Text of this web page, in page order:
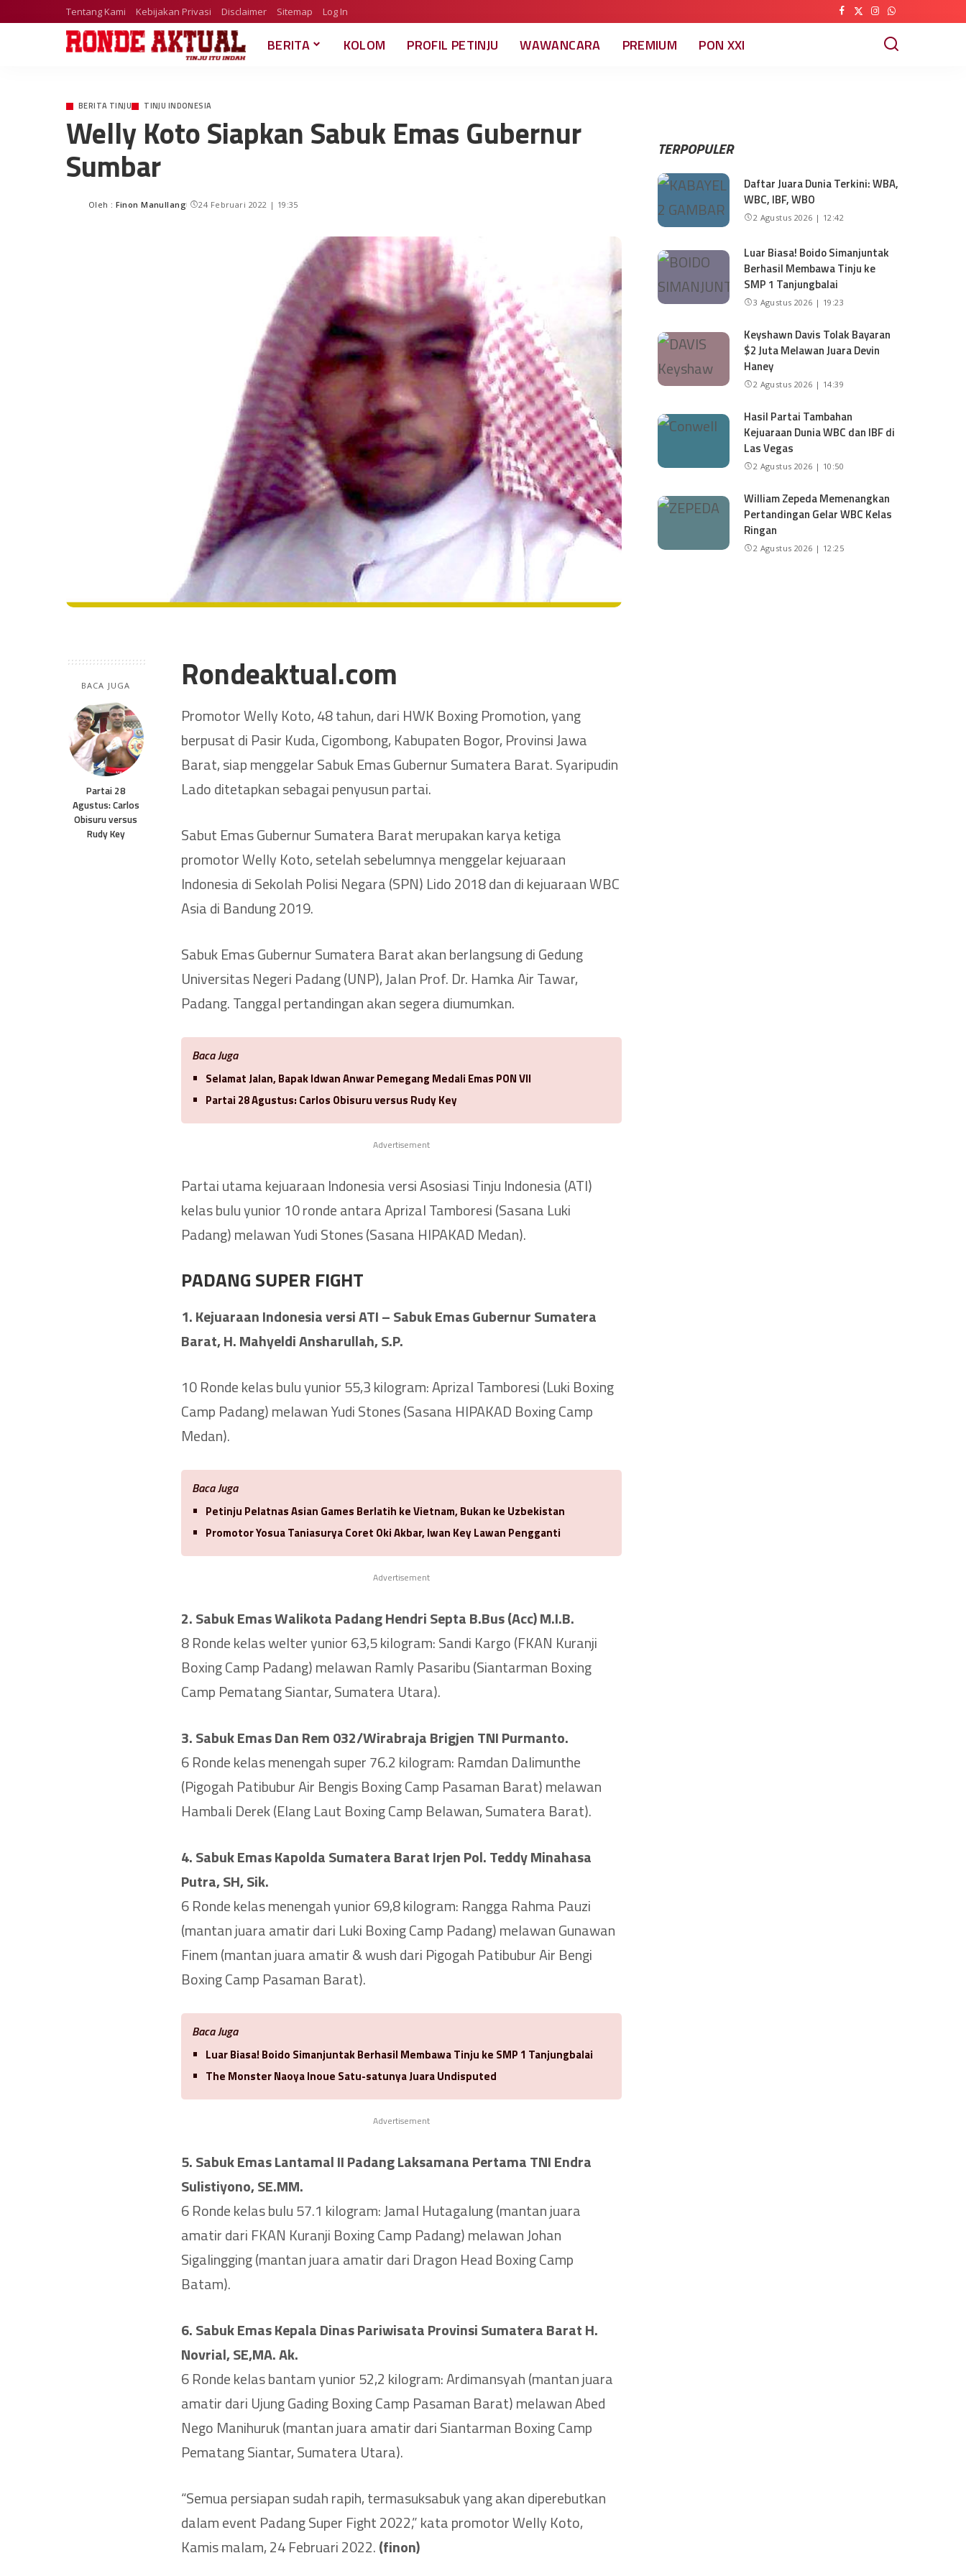
Tentang Kami Kebijakan Privasi Disclaimer Sitemap Log In
BERITA KOLOM PROFIL PETINJU WAWANCARA PREMIUM PON XXI
BERITA TINJU TINJU INDONESIA
Welly Koto Siapkan Sabuk Emas Gubernur
Sumbar
Oleh : Finon Manullang 24 Februari 2022 | 19:35
BACA JUGA
Partai 28
Agustus: Carlos
Obisuru versus
Rudy Key
Rondeaktual.com
Promotor Welly Koto, 48 tahun, dari HWK Boxing Promotion, yang
berpusat di Pasir Kuda, Cigombong, Kabupaten Bogor, Provinsi Jawa
Barat, siap menggelar Sabuk Emas Gubernur Sumatera Barat. Syaripudin
Lado ditetapkan sebagai penyusun partai.
Sabut Emas Gubernur Sumatera Barat merupakan karya ketiga
promotor Welly Koto, setelah sebelumnya menggelar kejuaraan
Indonesia di Sekolah Polisi Negara (SPN) Lido 2018 dan di kejuaraan WBC
Asia di Bandung 2019.
Sabuk Emas Gubernur Sumatera Barat akan berlangsung di Gedung
Universitas Negeri Padang (UNP), Jalan Prof. Dr. Hamka Air Tawar,
Padang. Tanggal pertandingan akan segera diumumkan.
Baca Juga
Selamat Jalan, Bapak Idwan Anwar Pemegang Medali Emas PON VII
Partai 28 Agustus: Carlos Obisuru versus Rudy Key
Advertisement
Partai utama kejuaraan Indonesia versi Asosiasi Tinju Indonesia (ATI)
kelas bulu yunior 10 ronde antara Aprizal Tamboresi (Sasana Luki
Padang) melawan Yudi Stones (Sasana HIPAKAD Medan).
PADANG SUPER FIGHT
1. Kejuaraan Indonesia versi ATI – Sabuk Emas Gubernur Sumatera
Barat, H. Mahyeldi Ansharullah, S.P.
10 Ronde kelas bulu yunior 55,3 kilogram: Aprizal Tamboresi (Luki Boxing
Camp Padang) melawan Yudi Stones (Sasana HIPAKAD Boxing Camp
Medan).
Baca Juga
Petinju Pelatnas Asian Games Berlatih ke Vietnam, Bukan ke Uzbekistan
Promotor Yosua Taniasurya Coret Oki Akbar, Iwan Key Lawan Pengganti
Advertisement
2. Sabuk Emas Walikota Padang Hendri Septa B.Bus (Acc) M.I.B.
8 Ronde kelas welter yunior 63,5 kilogram: Sandi Kargo (FKAN Kuranji
Boxing Camp Padang) melawan Ramly Pasaribu (Siantarman Boxing
Camp Pematang Siantar, Sumatera Utara).
3. Sabuk Emas Dan Rem 032/Wirabraja Brigjen TNI Purmanto.
6 Ronde kelas menengah super 76.2 kilogram: Ramdan Dalimunthe
(Pigogah Patibubur Air Bengis Boxing Camp Pasaman Barat) melawan
Hambali Derek (Elang Laut Boxing Camp Belawan, Sumatera Barat).
4. Sabuk Emas Kapolda Sumatera Barat Irjen Pol. Teddy Minahasa
Putra, SH, Sik.
6 Ronde kelas menengah yunior 69,8 kilogram: Rangga Rahma Pauzi
(mantan juara amatir dari Luki Boxing Camp Padang) melawan Gunawan
Finem (mantan juara amatir & wush dari Pigogah Patibubur Air Bengi
Boxing Camp Pasaman Barat).
Baca Juga
Luar Biasa! Boido Simanjuntak Berhasil Membawa Tinju ke SMP 1 Tanjungbalai
The Monster Naoya Inoue Satu-satunya Juara Undisputed
Advertisement
5. Sabuk Emas Lantamal II Padang Laksamana Pertama TNI Endra
Sulistiyono, SE.MM.
6 Ronde kelas bulu 57.1 kilogram: Jamal Hutagalung (mantan juara
amatir dari FKAN Kuranji Boxing Camp Padang) melawan Johan
Sigalingging (mantan juara amatir dari Dragon Head Boxing Camp
Batam).
6. Sabuk Emas Kepala Dinas Pariwisata Provinsi Sumatera Barat H.
Novrial, SE,MA. Ak.
6 Ronde kelas bantam yunior 52,2 kilogram: Ardimansyah (mantan juara
amatir dari Ujung Gading Boxing Camp Pasaman Barat) melawan Abed
Nego Manihuruk (mantan juara amatir dari Siantarman Boxing Camp
Pematang Siantar, Sumatera Utara).
“Semua persiapan sudah rapih, termasuksabuk yang akan diperebutkan
dalam event Padang Super Fight 2022,” kata promotor Welly Koto,
Kamis malam, 24 Februari 2022.(finon)
TERPOPULER
Daftar Juara Dunia Terkini: WBA,
WBC, IBF, WBO
2 Agustus 2026 | 12:42
Luar Biasa! Boido Simanjuntak
Berhasil Membawa Tinju ke
SMP 1 Tanjungbalai
3 Agustus 2026 | 19:23
Keyshawn Davis Tolak Bayaran
$2 Juta Melawan Juara Devin
Haney
2 Agustus 2026 | 14:39
Hasil Partai Tambahan
Kejuaraan Dunia WBC dan IBF di
Las Vegas
2 Agustus 2026 | 10:50
William Zepeda Memenangkan
Pertandingan Gelar WBC Kelas
Ringan
2 Agustus 2026 | 12:25